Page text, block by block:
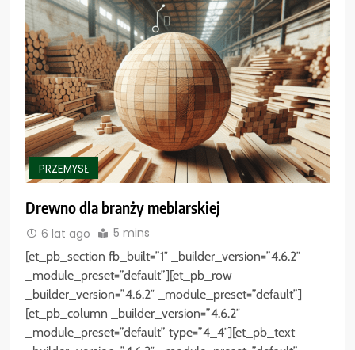
PRZEMYSŁ
Drewno dla branży meblarskiej
6 lat ago 5 mins
[et_pb_section fb_built=”1″ _builder_version=”4.6.2″
_module_preset=”default”][et_pb_row
_builder_version=”4.6.2″ _module_preset=”default”]
[et_pb_column _builder_version=”4.6.2″
_module_preset=”default” type=”4_4″][et_pb_text